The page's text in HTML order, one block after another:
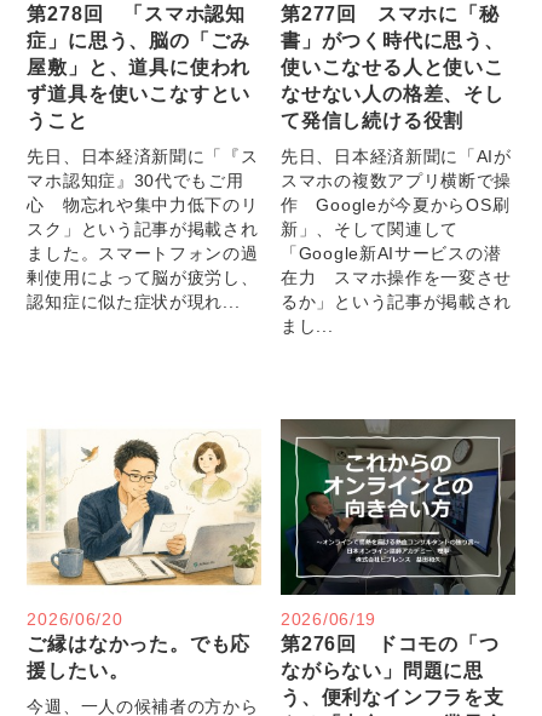
第278回 「スマホ認知
症」に思う、脳の「ごみ
屋敷」と、道具に使われ
ず道具を使いこなすとい
うこと
先日、日本経済新聞に「『ス
マホ認知症』30代でもご用
心 物忘れや集中力低下のリ
スク」という記事が掲載され
ました。スマートフォンの過
剰使用によって脳が疲労し、
認知症に似た症状が現れ...
第277回 スマホに「秘
書」がつく時代に思う、
使いこなせる人と使いこ
なせない人の格差、そし
て発信し続ける役割
先日、日本経済新聞に「AIが
スマホの複数アプリ横断で操
作 Googleが今夏からOS刷
新」、そして関連して
「Google新AIサービスの潜
在力 スマホ操作を一変させ
るか」という記事が掲載され
まし...
2026/06/20
ご縁はなかった。でも応
援したい。
今週、一人の候補者の方から
2026/06/19
第276回 ドコモの「つ
ながらない」問題に思
う、便利なインフラを支